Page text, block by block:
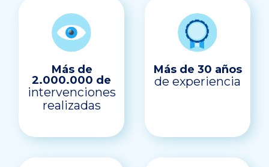
Más de
2.000.000 de
intervenciones
realizadas
Más de 30 años
de experiencia